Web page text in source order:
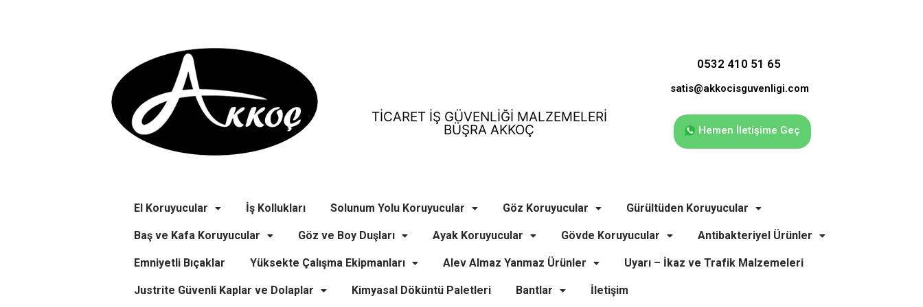
TİCARET İŞ GÜVENLİĞİ MALZEMELERİ
BÜŞRA AKKOÇ
0532 410 51 65
satis@akkocisguvenligi.com
Hemen İletişime Geç
El Koruyucular İş Kollukları Solunum Yolu Koruyucular Göz Koruyucular Gürültüden Koruyucular
Baş ve Kafa Koruyucular Göz ve Boy Duşları Ayak Koruyucular Gövde Koruyucular Antibakteriyel Ürünler
Emniyetli Bıçaklar Yüksekte Çalışma Ekipmanları Alev Almaz Yanmaz Ürünler Uyarı – İkaz ve Trafik Malzemeleri
Justrite Güvenli Kaplar ve Dolaplar Kimyasal Döküntü Paletleri Bantlar İletişim